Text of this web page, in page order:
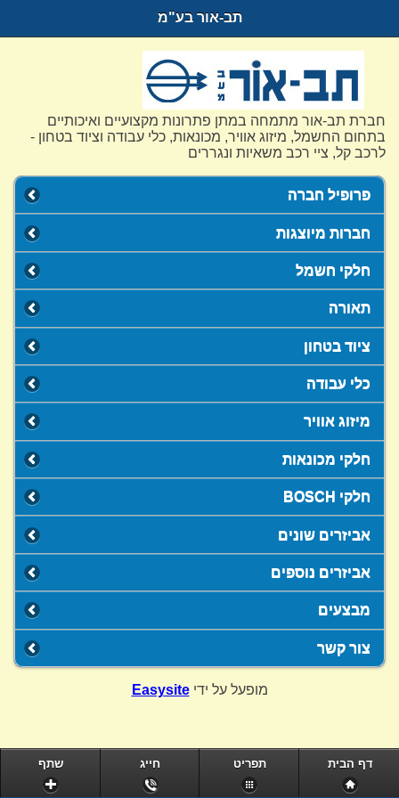
תב-אור בע"מ
חברת תב-אור מתמחה במתן פתרונות מקצועיים ואיכותיים
בתחום החשמל, מיזוג אוויר, מכונאות, כלי עבודה וציוד בטחון -
לרכב קל, ציי רכב משאיות ונגררים
פרופיל חברה
חברות מיוצגות
חלקי חשמל
תאורה
ציוד בטחון
כלי עבודה
מיזוג אוויר
חלקי מכונאות
חלקי BOSCH
אביזרים שונים
אביזרים נוספים
מבצעים
צור קשר
מופעל על ידיEasysite
שתף חייג תפריט דף הבית